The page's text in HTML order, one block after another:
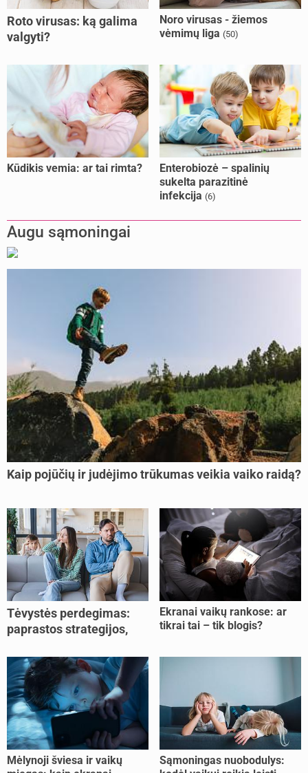
Roto virusas: ką galima
valgyti?
Noro virusas - žiemos
vėmimų liga (50)
Kūdikis vemia: ar tai rimta?
Enterobiozė – spalinių
sukelta parazitinė
infekcija (6)
Augu sąmoningai
Kaip pojūčių ir judėjimo trūkumas veikia vaiko raidą?
Tėvystės perdegimas:
paprastos strategijos,
jėgas
Ekranai vaikų rankose: ar
tikrai tai – tik blogis?
Mėlynoji šviesa ir vaikų
Sąmoningas nuobodulys: